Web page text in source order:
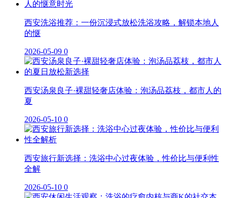
西安洗浴推荐：一份沉浸式放松洗浴攻略，解锁本地人
的惬
2026-05-09 0
西安汤泉良子·裸甜轻奢店体验：泡汤品荔枝，都市人的
夏
2026-05-10 0
西安旅行新选择：洗浴中心过夜体验，性价比与便利性
全解
2026-05-10 0